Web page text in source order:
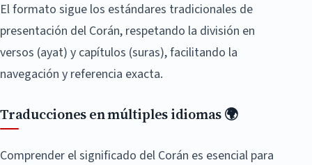
El formato sigue los estándares tradicionales de
presentación del Corán, respetando la división en
versos (ayat) y capítulos (suras), facilitando la
navegación y referencia exacta.
Traducciones en múltiples idiomas 🌍
Comprender el significado del Corán es esencial para